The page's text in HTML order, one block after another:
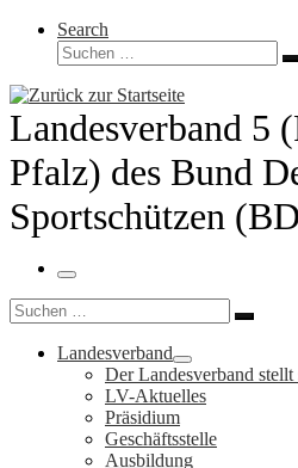
Search
Suche
Landesverband 5
Pfalz) des Bund
Sportschützen
Menü
Suche
Suchen
Landesverband
Der Landesverband
LV-Aktuelles
Präsidium
Geschäftsstelle
Ausbildung